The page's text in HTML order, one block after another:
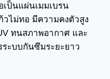
เป็นแผ่นเมมเบรน
วไม่ทอ มีความคงตัวสูง
ทนสภาพอากาศ และ
ระบบกันซึมระยะยาว